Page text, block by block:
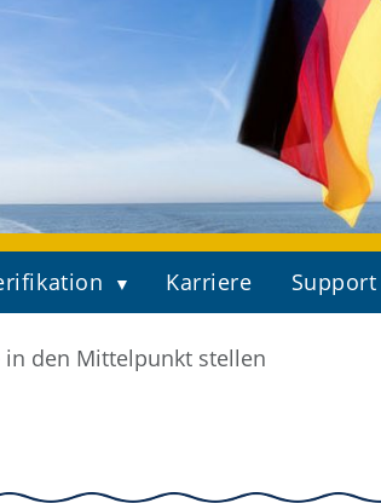
Karriere Support
in den Mittelpunkt stellen